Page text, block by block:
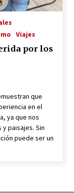
Viajes
por los
que
en el
ya que nos
paisajes. Sin
puede ser un